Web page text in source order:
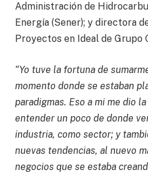
Administración de
Energía (Sener); y directora
Proyectos en Ideal de Grupo
“Yo tuve la fortuna de
momento donde se estaban
paradigmas. Eso a mi me dio
entender un poco de donde
industria, como sector; y
nuevas tendencias, al nuevo
negocios que se estaba